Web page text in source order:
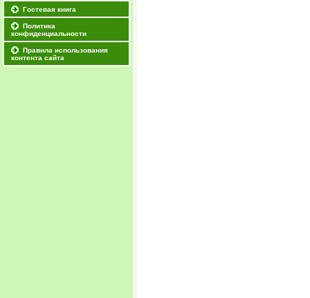
Гостевая книга
Политика
конфиденциальности
Правила использования
контента сайта